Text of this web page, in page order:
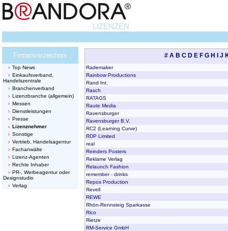
LIZENZEN
Firmenverzeichnis
Top News
Einkaufsverband,
Handelszentrale
Branchenverband
Lizenzbranche (allgemein)
Messen
Dienstleistungen
Presse
Lizenznehmer
Sonstige
Vertrieb, Handelsagentur
Fachanwälte
Lizenz-Agenten
Rechte Inhaber
PR-, Werbeagentur oder
Designstudio
Verlag
# A B C D E F G H J
Rademaker
Rainbow Productions
Rand Int.
Rasch
RATAGS
Raute Media
Ravensburger
Ravensburger B.V.
RC2 (Learning Curve)
RDP Limited
real
Reinders Posters
Reklame Verlag
Relaunch Fashion
remember - drinks
Repos Production
Revell
REWE
Rhön-Rennsteig Sparkasse
Rico
Rietze
RM-Service GmbH